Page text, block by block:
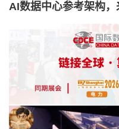
AI数据中心参考架构